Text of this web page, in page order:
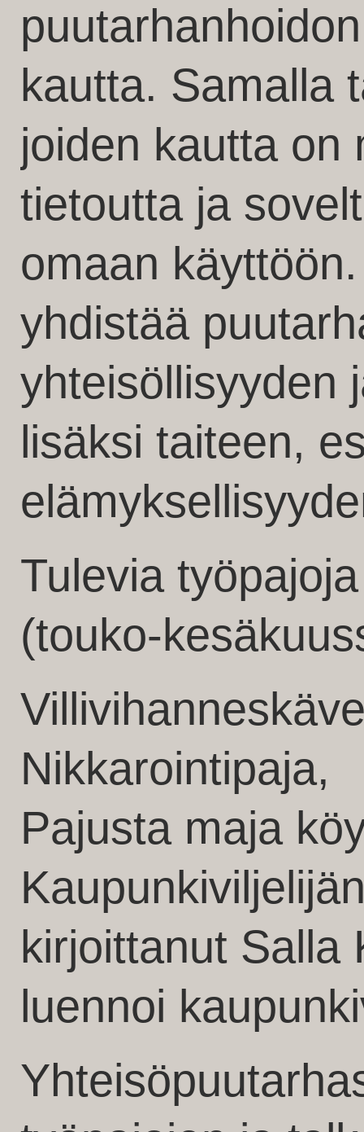
puutarhanhoidon
kautta. Samalla
joiden kautta on
tietoutta ja
omaan
yhdistää
yhteisöllisyyden
lisäksi taiteen,
Tulevia työpajoja
(touko-
Nikkarointipaja,
Pajusta maja
kirjoittanut Salla
luennoi